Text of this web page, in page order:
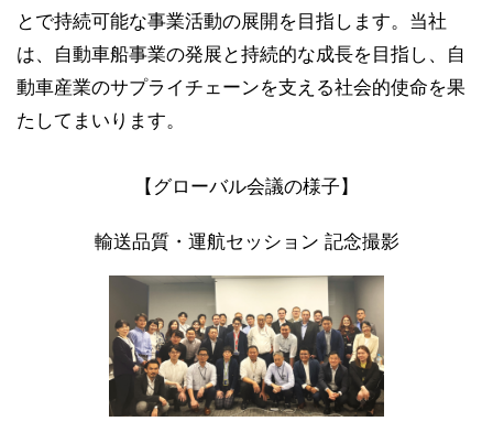
とで持続可能な事業活動の展開を目指します。当社
は、自動車船事業の発展と持続的な成長を目指し、自
動車産業のサプライチェーンを支える社会的使命を果
たしてまいります。
【グローバル会議の様子】
輸送品質・運航セッション 記念撮影